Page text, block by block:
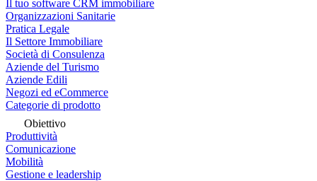
Il tuo software CRM immobiliare
Organizzazioni Sanitarie
Pratica Legale
Il Settore Immobiliare
Società di Consulenza
Aziende del Turismo
Aziende Edili
Negozi ed eCommerce
Categorie di prodotto
Obiettivo
Produttività
Comunicazione
Mobilità
Gestione e leadership